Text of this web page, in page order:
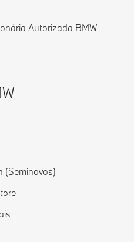
Autorizada BMW
(Seminovos)